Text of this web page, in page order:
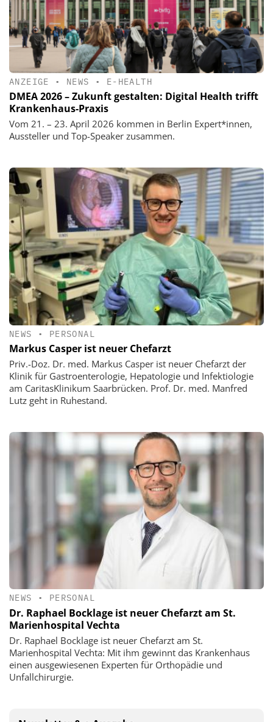
ANZEIGE • NEWS • E-HEALTH
DMEA 2026 – Zukunft gestalten: Digital Health trifft
Krankenhaus-Praxis
Vom 21. – 23. April 2026 kommen in Berlin Expert*innen,
Aussteller und Top-Speaker zusammen.
NEWS • PERSONAL
Markus Casper ist neuer Chefarzt
Priv.-Doz. Dr. med. Markus Casper ist neuer Chefarzt der
Klinik für Gastroenterologie, Hepatologie und Infektiologie
am CaritasKlinikum Saarbrücken. Prof. Dr. med. Manfred
Lutz geht in Ruhestand.
NEWS • PERSONAL
Dr. Raphael Bocklage ist neuer Chefarzt am St.
Marienhospital Vechta
Dr. Raphael Bocklage ist neuer Chefarzt am St.
Marienhospital Vechta: Mit ihm gewinnt das Krankenhaus
einen ausgewiesenen Experten für Orthopädie und
Unfallchirurgie.